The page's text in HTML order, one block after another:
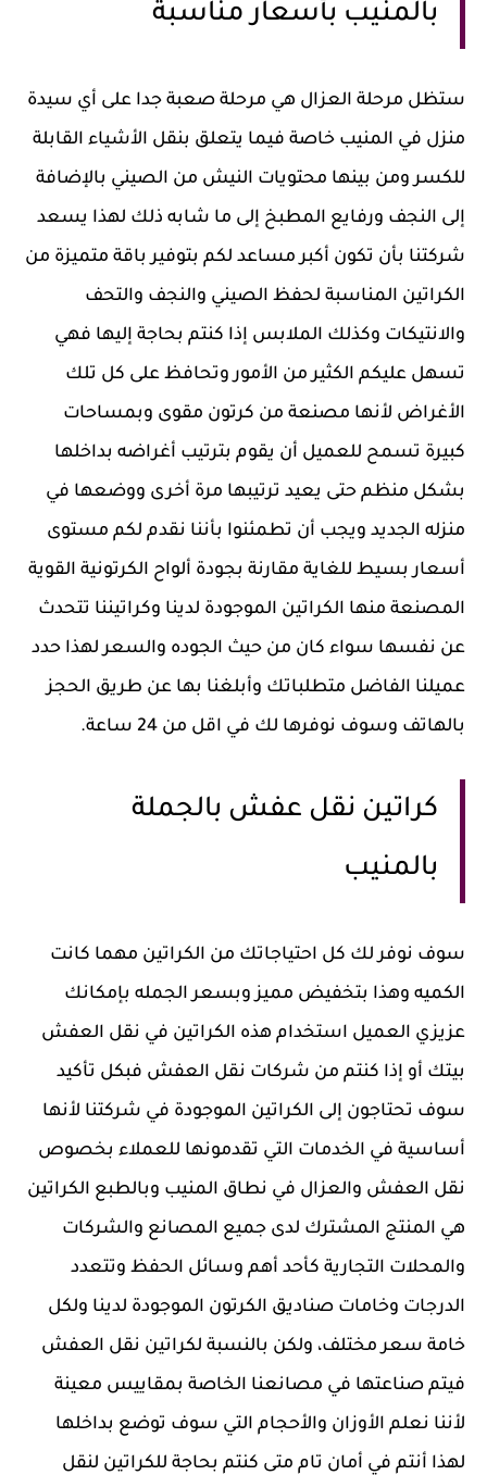
بالمنيب بأسعار مناسبة
ستظل مرحلة العزال هي مرحلة صعبة جدا على أي سيدة
منزل في المنيب خاصة فيما يتعلق بنقل الأشياء القابلة
للكسر ومن بينها محتويات النيش من الصيني بالإضافة
إلى النجف ورفايع المطبخ إلى ما شابه ذلك لهذا يسعد
شركتنا بأن تكون أكبر مساعد لكم بتوفير باقة متميزة من
الكراتين المناسبة لحفظ الصيني والنجف والتحف
والانتيكات وكذلك الملابس إذا كنتم بحاجة إليها فهي
تسهل عليكم الكثير من الأمور وتحافظ على كل تلك
الأغراض لأنها مصنعة من كرتون مقوى وبمساحات
كبيرة تسمح للعميل أن يقوم بترتيب أغراضه بداخلها
بشكل منظم حتى يعيد ترتيبها مرة أخرى ووضعها في
منزله الجديد ويجب أن تطمئنوا بأننا نقدم لكم مستوى
أسعار بسيط للغاية مقارنة بجودة ألواح الكرتونية القوية
المصنعة منها الكراتين الموجودة لدينا وكراتيننا تتحدث
عن نفسها سواء كان من حيث الجوده والسعر لهذا حدد
عميلنا الفاضل متطلباتك وأبلغنا بها عن طريق الحجز
بالهاتف وسوف نوفرها لك في اقل من 24 ساعة.
كراتين نقل عفش بالجملة
بالمنيب
سوف نوفر لك كل احتياجاتك من الكراتين مهما كانت
الكميه وهذا بتخفيض مميز وبسعر الجمله بإمكانك
عزيزي العميل استخدام هذه الكراتين في نقل العفش
بيتك أو إذا كنتم من شركات نقل العفش فبكل تأكيد
سوف تحتاجون إلى الكراتين الموجودة في شركتنا لأنها
أساسية في الخدمات التي تقدمونها للعملاء بخصوص
نقل العفش والعزال في نطاق المنيب وبالطبع الكراتين
هي المنتج المشترك لدى جميع المصانع والشركات
والمحلات التجارية كأحد أهم وسائل الحفظ وتتعدد
الدرجات وخامات صناديق الكرتون الموجودة لدينا ولكل
خامة سعر مختلف، ولكن بالنسبة لكراتين نقل العفش
فيتم صناعتها في مصانعنا الخاصة بمقاييس معينة
لأننا نعلم الأوزان والأحجام التي سوف توضع بداخلها
لهذا أنتم في أمان تام متى كنتم بحاجة للكراتين لنقل